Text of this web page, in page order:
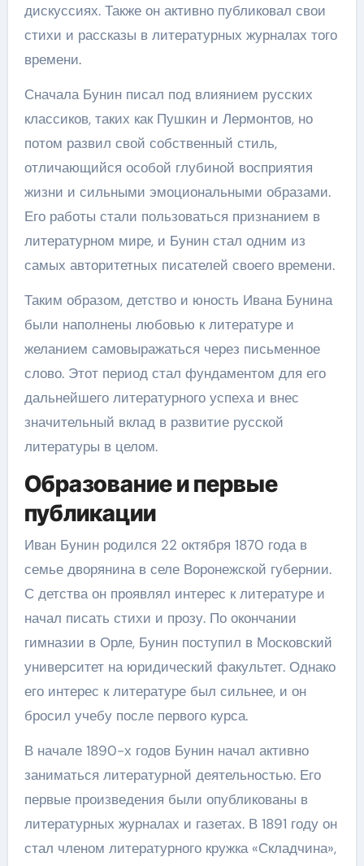
дискуссиях. Также он активно публиковал свои
стихи и рассказы в литературных журналах того
времени.
Сначала Бунин писал под влиянием русских
классиков, таких как Пушкин и Лермонтов, но
потом развил свой собственный стиль,
отличающийся особой глубиной восприятия
жизни и сильными эмоциональными образами.
Его работы стали пользоваться признанием в
литературном мире, и Бунин стал одним из
самых авторитетных писателей своего времени.
Таким образом, детство и юность Ивана Бунина
были наполнены любовью к литературе и
желанием самовыражаться через письменное
слово. Этот период стал фундаментом для его
дальнейшего литературного успеха и внес
значительный вклад в развитие русской
литературы в целом.
Образование и первые
публикации
Иван Бунин родился 22 октября 1870 года в
семье дворянина в селе Воронежской губернии.
С детства он проявлял интерес к литературе и
начал писать стихи и прозу. По окончании
гимназии в Орле, Бунин поступил в Московский
университет на юридический факультет. Однако
его интерес к литературе был сильнее, и он
бросил учебу после первого курса.
В начале 1890-х годов Бунин начал активно
заниматься литературной деятельностью. Его
первые произведения были опубликованы в
литературных журналах и газетах. В 1891 году он
стал членом литературного кружка «Складчина»,